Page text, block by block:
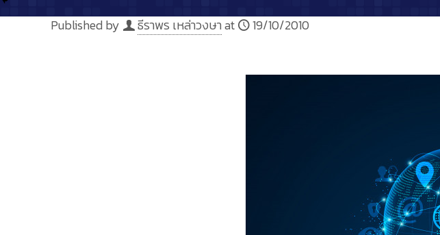
Published by ธีราพร เหล่าวงษาat 19/10/2010